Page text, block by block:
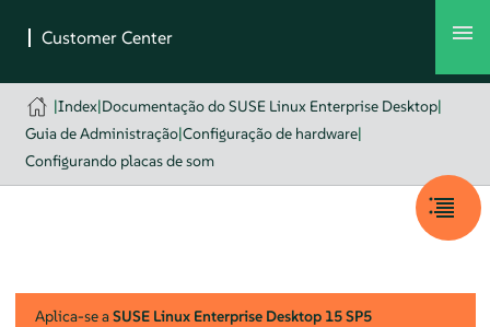
|Index|Documentação do SUSE Linux Enterprise Desktop|
Guia de Administração|Configuração de hardware|
Configurando placas de som
Aplica-se aSUSE Linux Enterprise Desktop 15 SP5